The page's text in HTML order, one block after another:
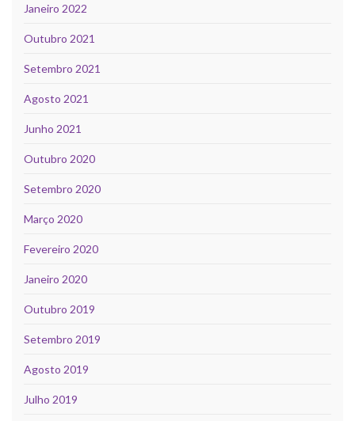
Janeiro 2022
Outubro 2021
Setembro 2021
Agosto 2021
Junho 2021
Outubro 2020
Setembro 2020
Março 2020
Fevereiro 2020
Janeiro 2020
Outubro 2019
Setembro 2019
Agosto 2019
Julho 2019